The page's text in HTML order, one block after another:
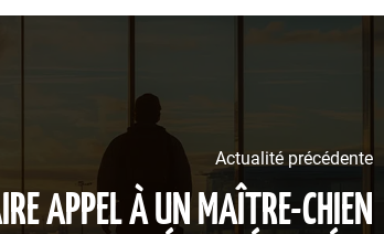
Actualité précédente
APPEL À UN MAÎTRE-CHIEN